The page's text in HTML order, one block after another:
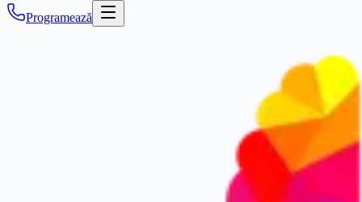
Programează